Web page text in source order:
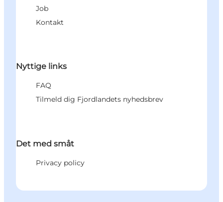
Job
Kontakt
Nyttige links
FAQ
Tilmeld dig Fjordlandets nyhedsbrev
Det med småt
Privacy policy